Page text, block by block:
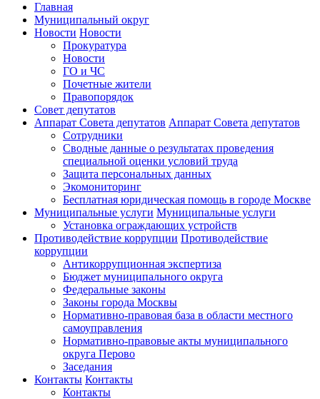
Главная
Муниципальный округ
Новости Новости
Прокуратура
Новости
ГО и ЧС
Почетные жители
Правопорядок
Совет депутатов
Аппарат Совета депутатов Аппарат Совета депутатов
Сотрудники
Сводные данные о результатах проведения
специальной оценки условий труда
Защита персональных данных
Экомониторинг
Бесплатная юридическая помощь в городе Москве
Муниципальные услуги Муниципальные услуги
Установка ограждающих устройств
Противодействие коррупции Противодействие
коррупции
Антикоррупционная экспертиза
Бюджет муниципального округа
Федеральные законы
Законы города Москвы
Нормативно-правовая база в области местного
самоуправления
Нормативно-правовые акты муниципального
округа Перово
Заседания
Контакты Контакты
Контакты